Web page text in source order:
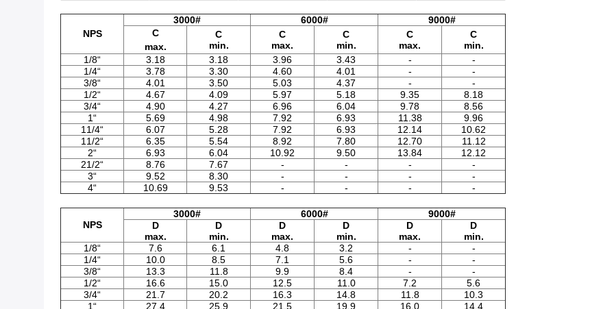
NPS
3000# 6000#
9000#
C
max.
C
min.
C
max.
C
min.
C
max.
C
min.
1/8“
3.18 3.18 3.96 3.43 -
-
1/4“
3.78 3.30 4.60 4.01 -
-
3/8“
4.01 3.50 5.03 4.37 -
-
1/2“
4.67 4.09 5.97 5.18 9.35
8.18
3/4“
4.90 4.27 6.96 6.04 9.78
8.56
1“
5.69 4.98 7.92 6.93 11.38
9.96
11/4“
6.07 5.28 7.92 6.93 12.14
10.62
11/2“
6.35 5.54 8.92 7.80 12.70
11.12
2“
6.93 6.04 10.92 9.50 13.84
12.12
21/2“
8.76 7.67 - - -
-
3“
9.52 8.30 - - -
-
4“
10.69 9.53 - - - -
NPS
3000# 6000#
9000#
D
max.
D
min.
D
max.
D
min.
D
max.
D
min.
1/8“
7.6 6.1 4.8 3.2 -
-
1/4“
10.0 8.5 7.1 5.6 -
-
3/8“
13.3 11.8 9.9 8.4 -
-
1/2“
16.6 15.0 12.5 11.0 7.2
5.6
3/4“
21.7 20.2 16.3 14.8 11.8
10.3
1“
27.4 25.9 21.5 19.9 16.0
14.4